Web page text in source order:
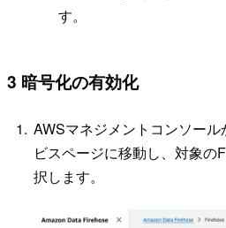
す。
3 暗号化の有効化
AWSマネジメントコンソー
ビスページに移動し、対象の
択します。